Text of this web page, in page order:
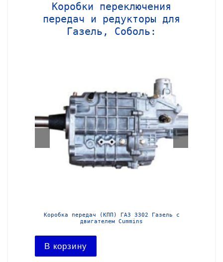
Коробки переключения
передач и редукторы для
Газель, Соболь:
Коробка передач (КПП) ГАЗ 3302 Газель с
двигателем Cummins
В корзину